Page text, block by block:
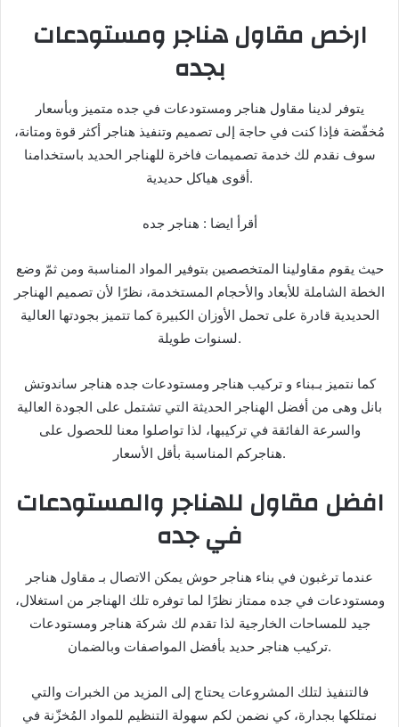
ارخص مقاول هناجر ومستودعات
بجده
يتوفر لدينا مقاول هناجر ومستودعات في جده متميز وبأسعار
مُخفّضة فإذا كنت في حاجة إلى تصميم وتنفيذ هناجر أكثر قوة ومتانة،
سوف نقدم لك خدمة تصميمات فاخرة للهناجر الحديد باستخدامنا
أقوى هياكل حديدية.
أقرأ ايضا : هناجر جده
حيث يقوم مقاولينا المتخصصين بتوفير المواد المناسبة ومن ثمّ وضع
الخطة الشاملة للأبعاد والأحجام المستخدمة، نظرًا لأن تصميم الهناجر
الحديدية قادرة على تحمل الأوزان الكبيرة كما تتميز بجودتها العالية
لسنوات طويلة.
كما نتميز بـبناء و تركيب هناجر ومستودعات جده هناجر ساندوتش
بانل وهى من أفضل الهناجر الحديثة التي تشتمل على الجودة العالية
والسرعة الفائقة في تركيبها، لذا تواصلوا معنا للحصول على
هناجركم المناسبة بأقل الأسعار.
افضل مقاول للهناجر والمستودعات
في جده
عندما ترغبون في بناء هناجر حوش يمكن الاتصال بـ مقاول هناجر
ومستودعات في جده ممتاز نظرًا لما توفره تلك الهناجر من استغلال،
جيد للمساحات الخارجية لذا تقدم لك شركة هناجر ومستودعات
تركيب هناجر حديد بأفضل المواصفات وبالضمان.
فالتنفيذ لتلك المشروعات يحتاج إلى المزيد من الخبرات والتي
نمتلكها بجدارة، كي نضمن لكم سهولة التنظيم للمواد المُخزّنة في